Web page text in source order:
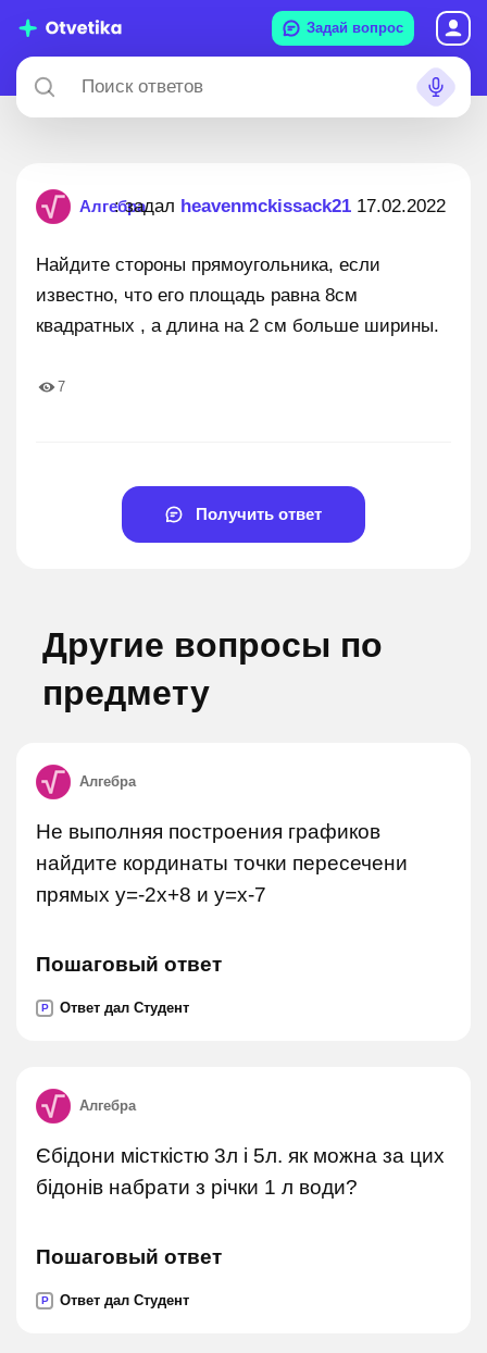
Задай вопрос
Алгебра: задал heavenmckissack21 17.02.2022
Найдите стороны прямоугольника, если
известно, что его площадь равна 8см
квадратных , а длина на 2 см больше ширины.
7
Получить ответ
Другие вопросы по
предмету
Алгебра
Не выполняя построения графиков
найдите кординаты точки пересечени
прямых y=-2x+8 и y=x-7
Пошаговый ответ
P Ответ дал Студент
Алгебра
Єбідони місткістю 3л і 5л. як можна за цих
бідонів набрати з річки 1 л води?
Пошаговый ответ
P Ответ дал Студент